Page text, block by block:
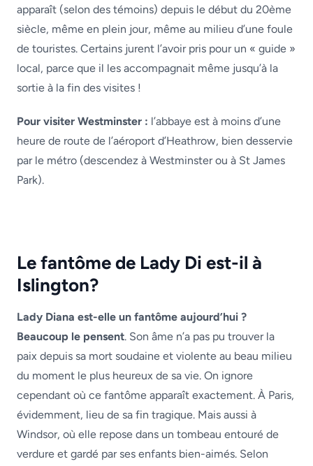
apparaît (selon des témoins) depuis le début du 20ème
siècle, même en plein jour, même au milieu d’une foule
de touristes. Certains jurent l’avoir pris pour un « guide »
local, parce que il les accompagnait même jusqu’à la
sortie à la fin des visites !
Pour visiter Westminster : l’abbaye est à moins d’une
heure de route de l’aéroport d’Heathrow, bien desservie
par le métro (descendez à Westminster ou à St James
Park).
Le fantôme de Lady Di est-il à
Islington?
Lady Diana est-elle un fantôme aujourd’hui ?
Beaucoup le pensent. Son âme n’a pas pu trouver la
paix depuis sa mort soudaine et violente au beau milieu
du moment le plus heureux de sa vie. On ignore
cependant où ce fantôme apparaît exactement. À Paris,
évidemment, lieu de sa fin tragique. Mais aussi à
Windsor, où elle repose dans un tombeau entouré de
verdure et gardé par ses enfants bien-aimés. Selon